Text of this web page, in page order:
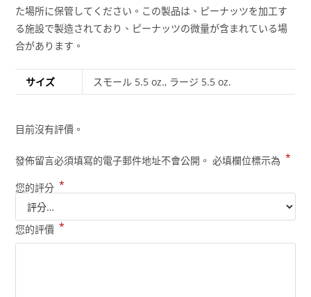
た場所に保管してください。この製品は、ピーナッツを加工す
る施設で製造されており、ピーナッツの微量が含まれている場
合があります。
サイズ スモール 5.5 oz., ラージ 5.5 oz.
目前沒有評價。
發佈留言必須填寫的電子郵件地址不會公開。 必填欄位標示為 *
您的評分 *
您的評價 *